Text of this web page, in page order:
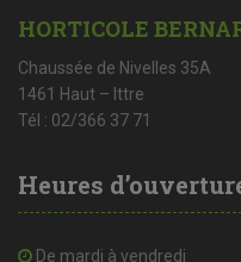
HORTICOLE
Chaussée de Nivelles 35A
1461 Haut – Ittre
Tél : 02/366 37 71
Heures
De mardi à vendredi